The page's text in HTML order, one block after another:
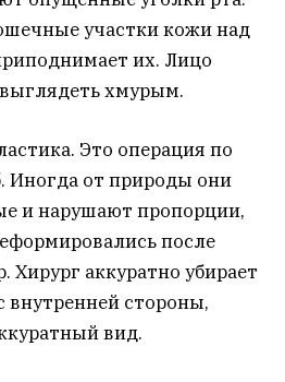
участки кожи над
их. Лицо
выглядеть хмурым.
Это операция по
Иногда от природы они
и нарушают пропорции,
после
Хирург аккуратно убирает
внутренней стороны,
вид.